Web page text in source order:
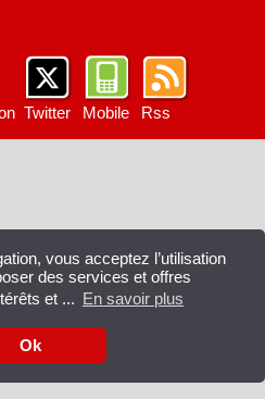
vous acceptez l’utilisation
des services et offres
et ... En savoir plus
Ok
Twitter Mobile Rss